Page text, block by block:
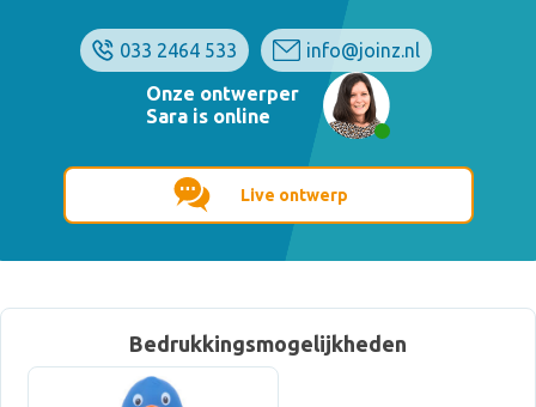
033 2464 533
info@joinz.nl
Onze ontwerper
Sara is online
Live ontwerp
Bedrukkingsmogelijkheden